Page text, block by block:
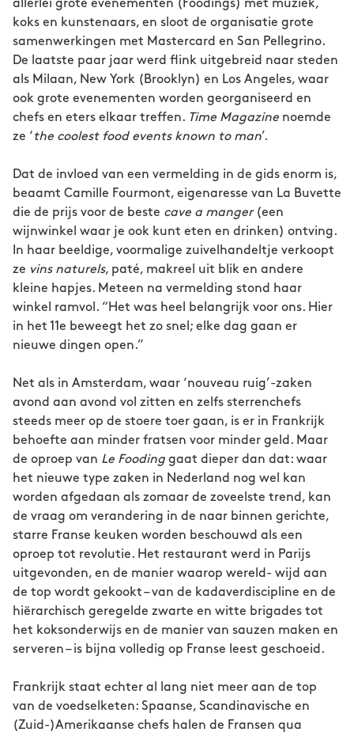
allerlei grote evenementen (Foodings) met muziek,
koks en kunstenaars, en sloot de organisatie grote
samenwerkingen met Mastercard en San Pellegrino.
De laatste paar jaar werd flink uitgebreid naar steden
als Milaan, New York (Brooklyn) en Los Angeles, waar
ook grote evenementen worden georganiseerd en
chefs en eters elkaar treffen. Time Magazine noemde
ze ‘ the coolest food events known to man’.
Dat de invloed van een vermelding in de gids enorm is,
beaamt Camille Fourmont, eigenaresse van La Buvette
die de prijs voor de beste cave a manger (een
wijnwinkel waar je ook kunt eten en drinken) ontving.
In haar beeldige, voormalige zuivelhandeltje verkoopt
ze vins naturels, paté, makreel uit blik en andere
kleine hapjes. Meteen na vermelding stond haar
winkel ramvol. “Het was heel belangrijk voor ons. Hier
in het 11e beweegt het zo snel; elke dag gaan er
nieuwe dingen open.”
Net als in Amsterdam, waar ‘nouveau ruig’-zaken
avond aan avond vol zitten en zelfs sterrenchefs
steeds meer op de stoere toer gaan, is er in Frankrijk
behoefte aan minder fratsen voor minder geld. Maar
de oproep van Le Fooding gaat dieper dan dat: waar
het nieuwe type zaken in Nederland nog wel kan
worden afgedaan als zomaar de zoveelste trend, kan
de vraag om verandering in de naar binnen gerichte,
starre Franse keuken worden beschouwd als een
oproep tot revolutie. Het restaurant werd in Parijs
uitgevonden, en de manier waarop wereld- wijd aan
de top wordt gekookt – van de kadaverdiscipline en de
hiërarchisch geregelde zwarte en witte brigades tot
het koksonderwijs en de manier van sauzen maken en
serveren – is bijna volledig op Franse leest geschoeid.
Frankrijk staat echter al lang niet meer aan de top
van de voedselketen: Spaanse, Scandinavische en
(Zuid-)Amerikaanse chefs halen de Fransen qua